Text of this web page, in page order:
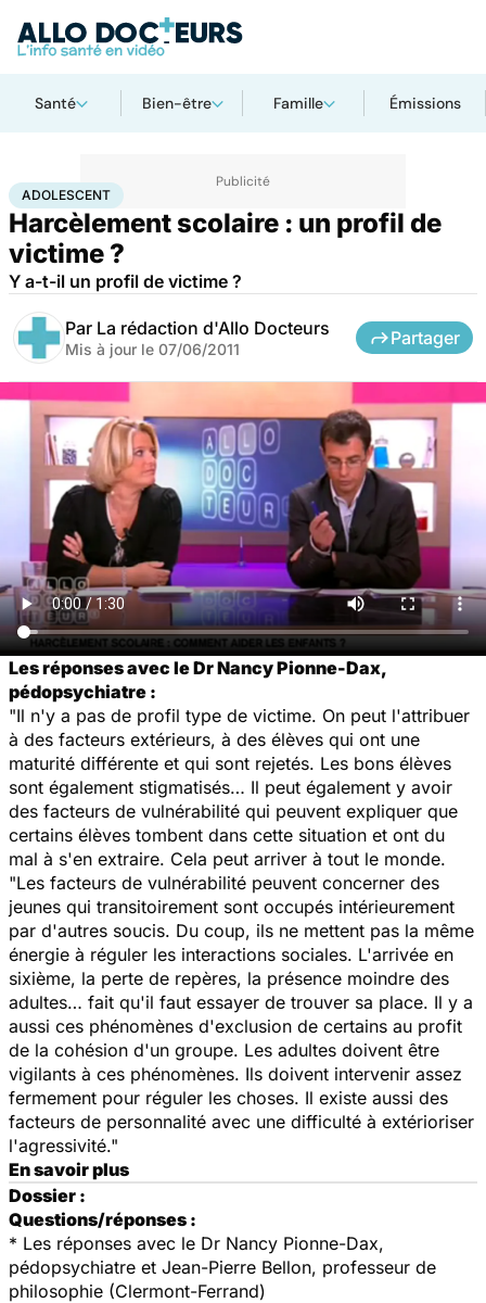
Santé Bien-être Famille Émissions
AccueilFamilleEnfant
ADOLESCENT
Harcèlement scolaire : un profil de
victime ?
Y a-t-il un profil de victime ?
Par La rédaction d'Allo Docteurs
Mis à jour le 07/06/2011
Partager
Les réponses avec le Dr Nancy Pionne-Dax,
pédopsychiatre :
"Il n'y a pas de profil type de victime. On peut l'attribuer
à des facteurs extérieurs, à des élèves qui ont une
maturité différente et qui sont rejetés. Les bons élèves
sont également stigmatisés… Il peut également y avoir
des facteurs de vulnérabilité qui peuvent expliquer que
certains élèves tombent dans cette situation et ont du
mal à s'en extraire. Cela peut arriver à tout le monde.
"Les facteurs de vulnérabilité peuvent concerner des
jeunes qui transitoirement sont occupés intérieurement
par d'autres soucis. Du coup, ils ne mettent pas la même
énergie à réguler les interactions sociales. L'arrivée en
sixième, la perte de repères, la présence moindre des
adultes… fait qu'il faut essayer de trouver sa place. Il y a
aussi ces phénomènes d'exclusion de certains au profit
de la cohésion d'un groupe. Les adultes doivent être
vigilants à ces phénomènes. Ils doivent intervenir assez
fermement pour réguler les choses. Il existe aussi des
facteurs de personnalité avec une difficulté à extérioriser
l'agressivité."
En savoir plus
Dossier :
Questions/réponses :
* Les réponses avec le Dr Nancy Pionne-Dax,
pédopsychiatre et Jean-Pierre Bellon, professeur de
philosophie (Clermont-Ferrand)